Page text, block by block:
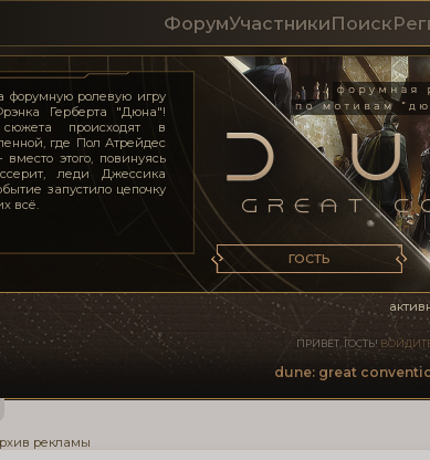
форумную ролевую игру
Герберта "Дюна"!
происходят в
где Пол Атрейдес
этого, повинуясь
леди Джессика
запустило цепочку
всё.
ГОСТЬ
ФорумУчастникиПоиск
ПРИВЕТ, ГОСТЬ!
dune: great
рекламы